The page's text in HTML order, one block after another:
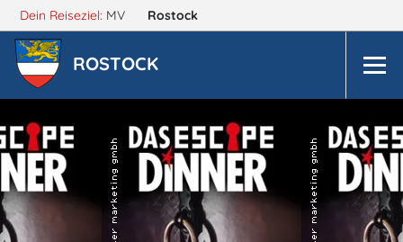
Dein Reiseziel: MV Rostock
ROSTOCK